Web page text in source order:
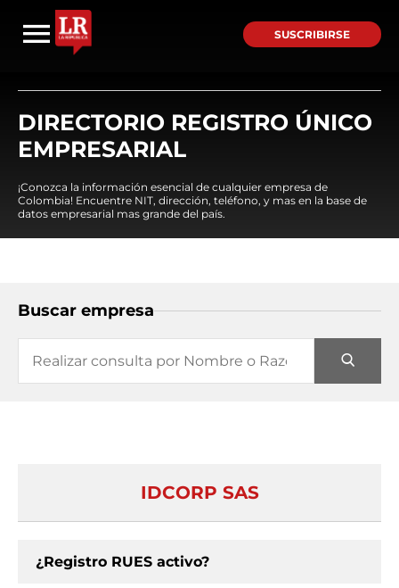
SUSCRIBIRSE
DIRECTORIO REGISTRO ÚNICO
EMPRESARIAL
¡Conozca la información esencial de cualquier empresa de
Colombia! Encuentre NIT, dirección, teléfono, y mas en la base de
datos empresarial mas grande del país.
Buscar empresa
IDCORP SAS
¿Registro RUES activo?